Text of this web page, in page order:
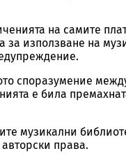
на самите
използване на
споразумение
е била
музикални
права.